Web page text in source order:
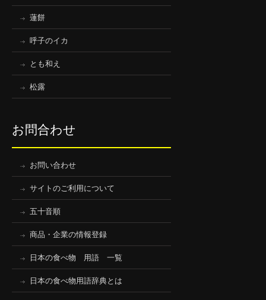
蓮餅
呼子のイカ
とも和え
松露
お問合わせ
お問い合わせ
サイトのご利用について
五十音順
商品・企業の情報登録
日本の食べ物 用語 一覧
日本の食べ物用語辞典とは